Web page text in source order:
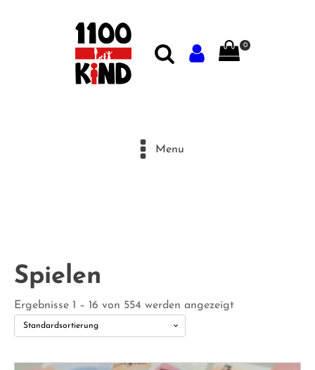
0
Menu
Spielen
Ergebnisse 1 – 16 von 554 werden angezeigt